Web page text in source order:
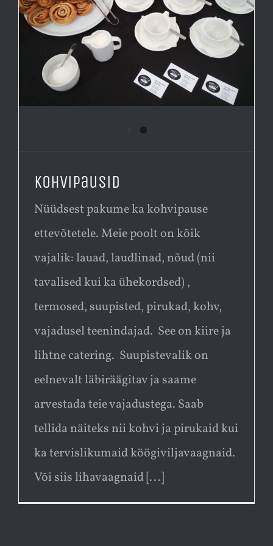
Kohvipausid
Nüüdsest pakume ka kohvipause
ettevõtetele. Meie poolt on kõik
vajalik: lauad, laudlinad, nõud (nii
tavalised kui ka ühekordsed) ,
termosed, suupisted, pirukad, kohv,
vajadusel teenindajad. See on kiire ja
lihtne catering. Suupistevalik on
eelnevalt läbiräägitav ja saame
arvestada teie vajadustega. Saab
tellida näiteks nii kohvi ja pirukaid kui
ka tervislikumaid köögiviljavaagnaid.
Või siis lihavaagnaid [...]